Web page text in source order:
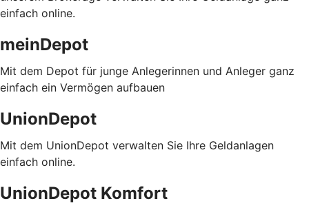
einfach online.
meinDepot
Mit dem Depot für junge Anlegerinnen und Anleger ganz
einfach ein Vermögen aufbauen
UnionDepot
Mit dem UnionDepot verwalten Sie Ihre Geldanlagen
einfach online.
UnionDepot Komfort